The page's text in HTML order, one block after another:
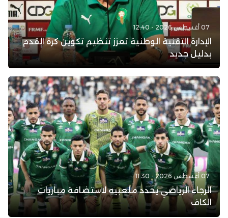
07 أغسطس 2026 - 12:40
الإدارة التقنية الوطنية تعزز تنظيم تكوين كرة القدم
بدليل جديد
07 أغسطس 2026 - 11:30
الرجاء الرياضي يحدد ملعبيه لاستضافة مباريات
الكاف